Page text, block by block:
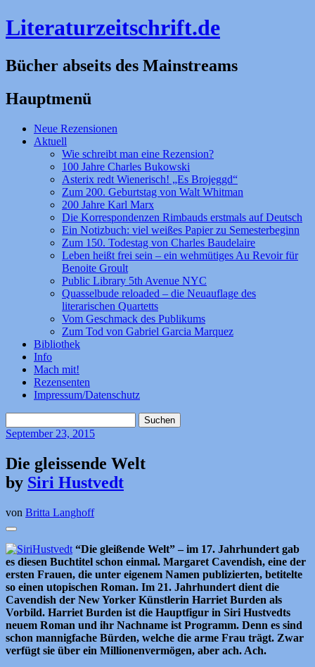
Literaturzeitschrift.de
Bücher abseits des Mainstreams
Hauptmenü
Zum
Inhalt
Neue Rezensionen
Aktuell
Wie schreibt man eine Rezension?
100 Jahre Charles Bukowski
Asterix redt Wienerisch! „Es Brojeggd“
Zum 200. Geburtstag von Walt Whitman
200 Jahre Karl Marx
Die Korrespondenzen Rimbauds erstmals auf Deutsch
Ein Notizbuch: viel weißes Papier zu Semesterbeginn
Zum 150. Todestag von Charles Baudelaire
Leben heißt frei sein – ein wehmütiges Au Revoir für
Benoite Groult
Public Library 5th Avenue NYC
Quasselbude reloaded – die Neuauflage des
literarischen Quartetts
Vom Geschmack des Publikums
Zum Tod von Gabriel Garcia Marquez
Bibliothek
Info
Mach mit!
Rezensenten
Impressum/Datenschutz
nach:
September23, 2015
Die gleissende Welt
by Siri Hustvedt
von Britta Langhoff
“Die gleißende Welt” – im 17. Jahrhundert gab
es diesen Buchtitel schon einmal. Margaret Cavendish, eine der
ersten Frauen, die unter eigenem Namen publizierten, betitelte
so einen utopischen Roman. Im 21. Jahrhundert dient die
Cavendish der New Yorker Künstlerin Harriet Burden als
Vorbild. Harriet Burden ist die Hauptfigur in Siri Hustvedts
neuem Roman und ihr Nachname ist Programm. Denn es sind
schon mannigfache Bürden, welche die arme Frau trägt. Zwar
verfügt sie über ein Millionenvermögen, aber ach. Ach.